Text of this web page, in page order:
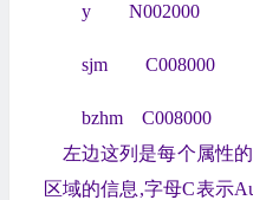
y N002000
sjm C008000
bzhm C008000
左边这列是每个属性
区域的信息,字母C表示